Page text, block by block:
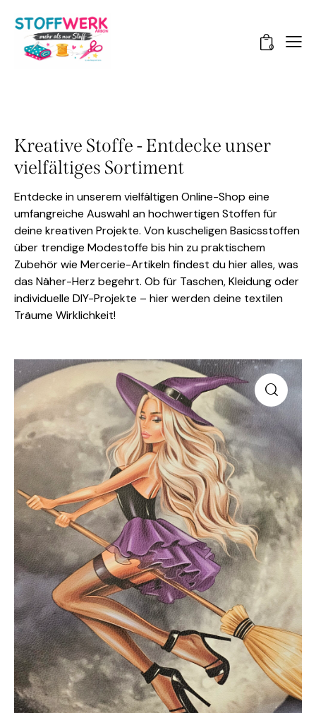
0
Kreative Stoffe - Entdecke unser
vielfältiges Sortiment
Entdecke in unserem vielfältigen Online-Shop eine
umfangreiche Auswahl an hochwertigen Stoffen für
deine kreativen Projekte. Von kuscheligen Basicsstoffen
über trendige Modestoffe bis hin zu praktischem
Zubehör wie Mercerie-Artikeln findest du hier alles, was
das Näher-Herz begehrt. Ob für Taschen, Kleidung oder
individuelle DIY-Projekte – hier werden deine textilen
Träume Wirklichkeit!